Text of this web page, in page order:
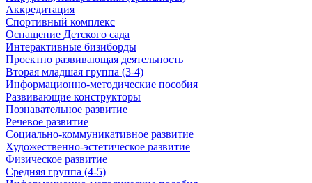
Аккредитация
Спортивный комплекс
Оснащение Детского сада
Интерактивные бизиборды
Проектно развивающая деятельность
Вторая младшая группа (3-4)
Информационно-методические пособия
Развивающие конструкторы
Познавательное развитие
Речевое развитие
Социально-коммуникативное развитие
Художественно-эстетическое развитие
Физическое развитие
Средняя группа (4-5)